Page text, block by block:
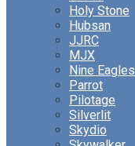
Holy Stone
Hubsan
JJRC
MJX
Nine Eagles
Parrot
Pilotage
Silverlit
Skydio